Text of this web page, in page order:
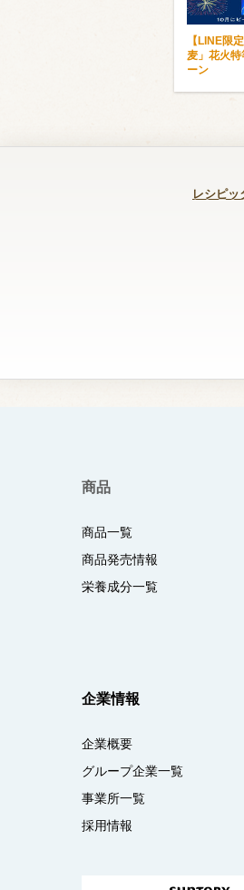
【LINE限
麦」花火
ーン
レシピッ
商品
商品一覧
商品発売情報
栄養成分一覧
企業情報
企業概要
グループ企業一覧
事業所一覧
採用情報